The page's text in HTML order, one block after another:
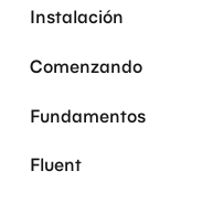
Instalación
Comenzando
Fundamentos
Fluent